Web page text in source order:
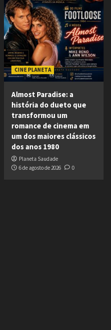
CINE PLANETA
Almost Paradise: a
história do dueto que
transformou um
romance de cinema em
um dos maiores clássicos
dos anos 1980
Planeta Saudade
6 de agosto de 2026
0